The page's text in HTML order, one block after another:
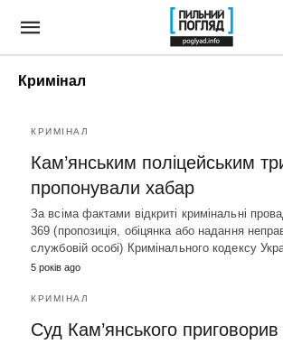
Кримінал
КРИМІНАЛ
Кам’янським поліцейським
пропонували хабар
За всіма фактами відкриті кримінальні
369 (пропозиція, обіцянка або надання
службовій особі) Кримінального кодексу
5 років ago
КРИМІНАЛ
Суд Кам’янського приговорив